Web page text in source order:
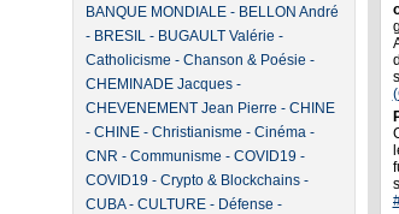
BANQUE MONDIALE- BELLON André
- BRESIL- BUGAULT Valérie -
Catholicisme - Chanson & Poésie -
CHEMINADE Jacques-
CHEVENEMENT Jean Pierre - CHINE
- CHINE- Christianisme - Cinéma-
CNR - Communisme - COVID19 -
COVID19 - Crypto & Blockchains-
CUBA- CULTURE- Défense -